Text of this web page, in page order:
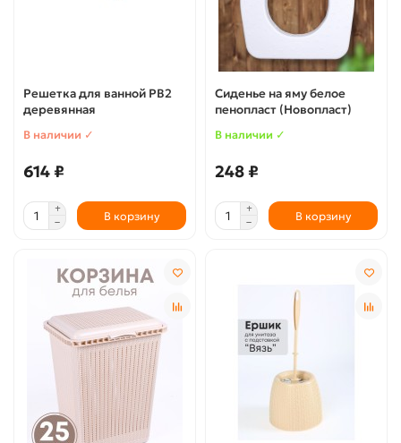
Решетка для ванной РВ2
деревянная
В наличии ✓
614 ₽
В корзину
Сиденье на яму белое
пенопласт (Новопласт)
В наличии ✓
248 ₽
В корзину